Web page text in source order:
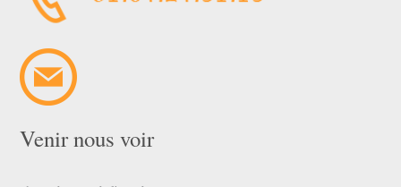
Venir nous voir